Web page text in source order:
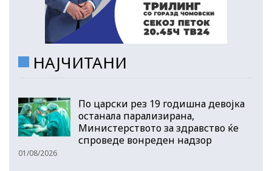
НАЈЧИТАНИ
По царски рез 19 годишна девојка
останала парализирана,
Министерството за здравство ќе
спроведе вонреден надзор
01/08/2026